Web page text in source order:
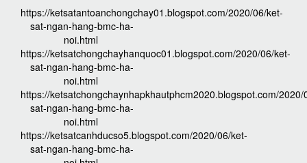
https://ketsatantoanchongchay01.blogspot.com/2020/06/ket-
sat-ngan-hang-bmc-ha-
noi.html
https://ketsatchongchayhanquoc01.blogspot.com/2020/06/ket-
sat-ngan-hang-bmc-ha-
noi.html
https://ketsatchongchaynhapkhautphcm2020.blogspot.com/2020/
sat-ngan-hang-bmc-ha-
noi.html
https://ketsatcanhducso5.blogspot.com/2020/06/ket-
sat-ngan-hang-bmc-ha-